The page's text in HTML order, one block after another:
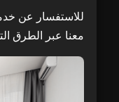
للاستفسار عن
معنا عبر الطرق